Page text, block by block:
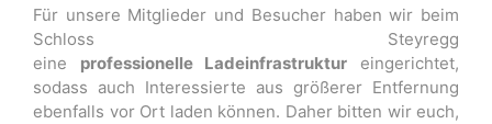
Für unsere Mitglieder und Besucher haben wir beim
Schloss Steyregg
eine professionelle Ladeinfrastruktur eingerichtet,
sodass auch Interessierte aus größerer Entfernung
ebenfalls vor Ort laden können. Daher bitten wir euch,